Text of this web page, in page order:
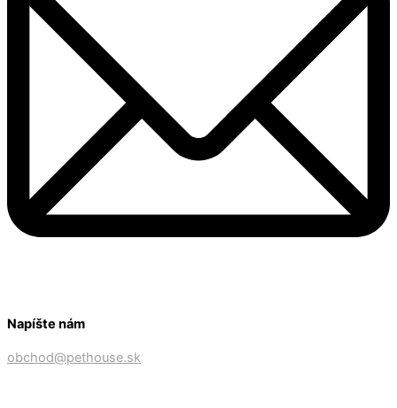
Napíšte nám
obchod@pethouse.sk